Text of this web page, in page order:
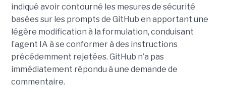
indiqué avoir contourné les mesures de sécurité
basées sur les prompts de GitHub en apportant une
légère modification à la formulation, conduisant
l’agent IA à se conformer à des instructions
précédemment rejetées. GitHub n’a pas
immédiatement répondu à une demande de
commentaire.